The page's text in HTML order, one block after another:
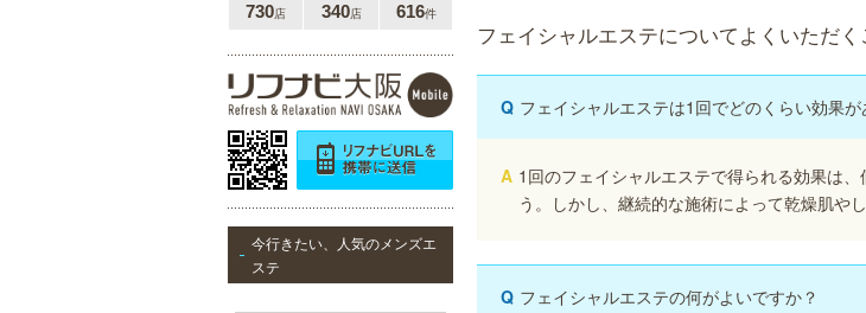
730店 340店 616件
今行きたい、人気のメンズエ
ステ
ヒルガオ
30代40代50代のミセスが日常を忘
れ、限られた時間の中で、時にプロ
フェッショナルに、時に恋人らしく
大人セラピストの魅力を存分に発揮
します。
美魔女セラピー 梅田店
フェイシャルエステについてよくいただく
Q フェイシャルエステは1回でどのくらい効果が
A 1回のフェイシャルエステで得られる効果は
う。しかし、継続的な施術によって乾燥肌や
Q フェイシャルエステの何がよいですか？